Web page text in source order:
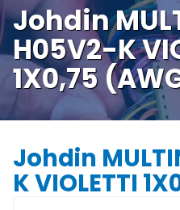
Johdin
H05V2-K
1X0,75
Johdin
K VIOLETTI